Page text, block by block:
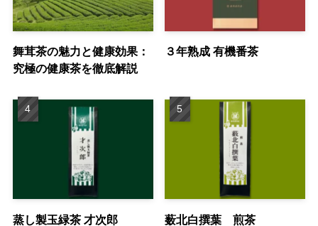
舞茸茶の魅力と健康効果：
究極の健康茶を徹底解説
３年熟成 有機番茶
蒸し製玉緑茶 才次郎 薮北白撰葉 煎茶